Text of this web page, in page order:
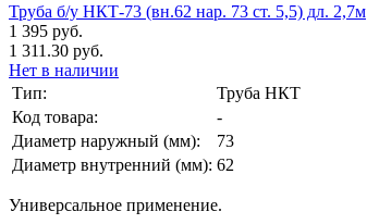
Труба б/у НКТ-73 (вн.62 нар. 73 ст. 5,5) дл. 2,7м
1 395 руб.
1 311.30 руб.
Нет в наличии
Тип:
Труба НКТ
Код товара:
-
Диаметр наружный (мм):
73
Диаметр внутренний (мм): 62
Универсальное применение.